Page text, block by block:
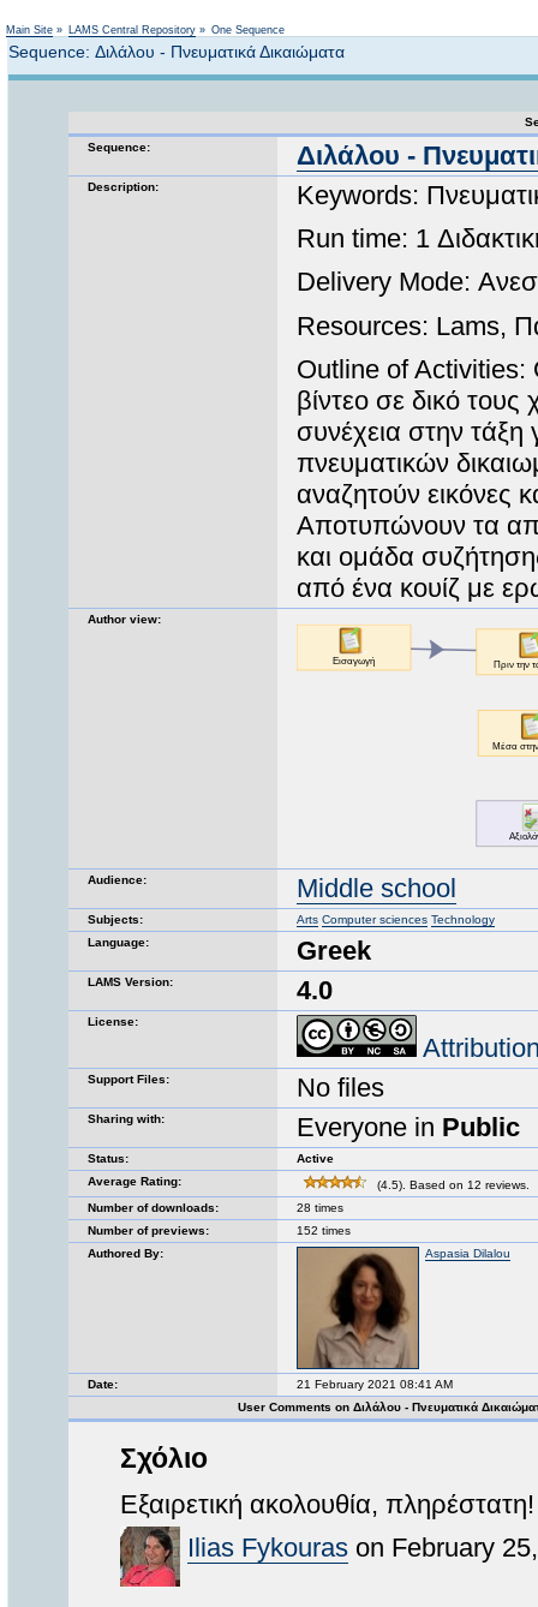
Main Site » LAMS Central Repository » One Sequence
Sequence: Διλάλου - Πνευματικά Δικαιώματα
Sequence:
Διλάλου -
Description:
Keywords:
Run time: 1
Delivery Mode:
Resources: Lams,
Outline of Activities:
βίντεο σε δικό
συνέχεια στην
πνευματικών
αναζητούν εικόνες
Αποτυπώνουν τα
και ομάδα
από ένα κουίζ με
Author view:
Audience: Middle school
Subjects: Arts Computer sciences Technology
Language:
Greek
LAMS Version: 4.0
License:
Support Files: No files
Sharing with: Everyone in Public
Status:
Active
Average Rating:
(4.5). Based on 12 reviews.
Number of downloads:
28 times
Number of previews:
152 times
Authored By:
Aspasia Dilalou
Date:
21 February 2021 08:41 AM
User Comments on Διλάλου - Πνευματικά
Σχόλιο
Εξαιρετική ακολουθία, πληρέστατη!
Ilias Fykouras on February